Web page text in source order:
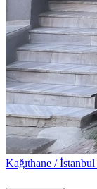
Kağıthane / İstanbul